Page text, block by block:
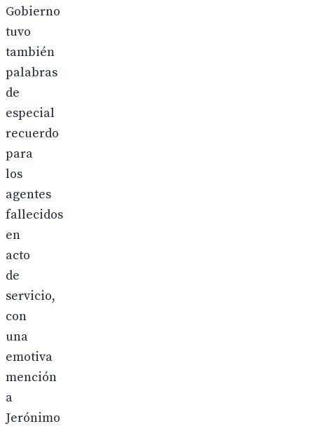
Gobierno
tuvo
también
palabras
de
especial
recuerdo
para
los
agentes
fallecidos
en
acto
de
servicio,
con
una
emotiva
mención
a
Jerónimo